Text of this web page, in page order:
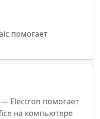
помогает
Electron помогает
на компьютере